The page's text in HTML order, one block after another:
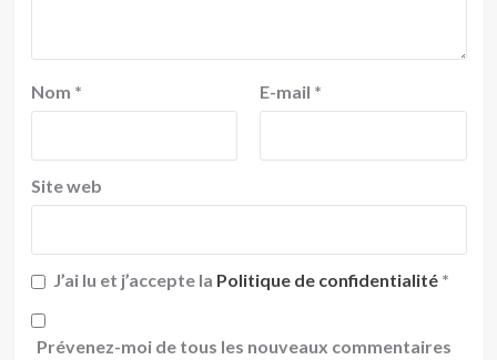
Nom * E-mail *
Site web
J’ai lu et j’accepte la Politique de confidentialité *
Prévenez-moi de tous les nouveaux commentaires